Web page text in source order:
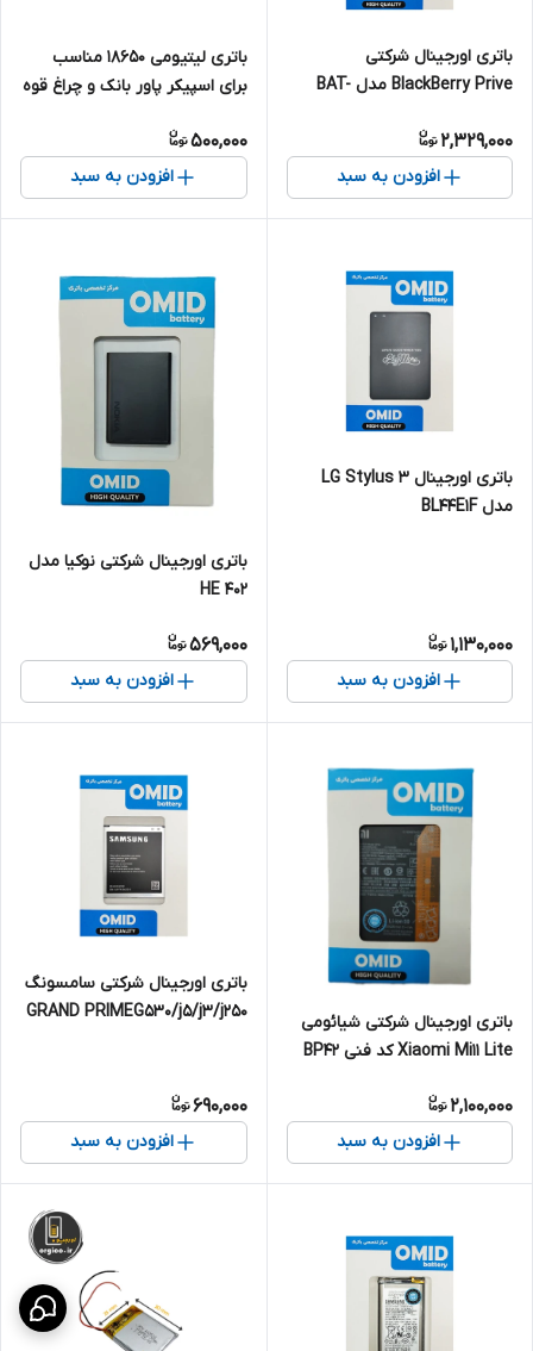
باتری اورجینال شرکتی
BlackBerry Prive مدل BAT-
2,329,000
افزودن به سبد
باتری لیتیومی 18650 مناسب
برای اسپیکر پاور بانک و چراغ قوه
500,000
افزودن به سبد
باتری اورجینال LG Stylus 3
مدل BL44E1F
1,130,000
افزودن به سبد
باتری اورجینال شرکتی نوکیا مدل
HE 402
569,000
افزودن به سبد
باتری اورجینال شرکتی شیائومی
Xiaomi Mi11 Lite کد فنی BP42
2,100,000
افزودن به سبد
باتری اورجینال شرکتی سامسونگ
GRAND PRIMEG530/j5/j3/j250
690,000
افزودن به سبد